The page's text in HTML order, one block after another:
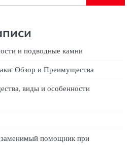
и подводные камни
Обзор и Преимущества
виды и особенности
помощник при